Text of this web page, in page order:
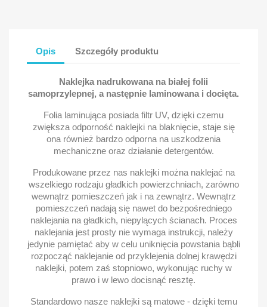
Opis Szczegóły produktu
Naklejka nadrukowana na białej folii
samoprzylepnej, a następnie laminowana i docięta.
Folia laminująca posiada filtr UV, dzięki czemu
zwiększa odporność naklejki na blaknięcie, staje się
ona również bardzo odporna na uszkodzenia
mechaniczne oraz działanie detergentów.
Produkowane przez nas naklejki można naklejać na
wszelkiego rodzaju gładkich powierzchniach, zarówno
wewnątrz pomieszczeń jak i na zewnątrz. Wewnątrz
pomieszczeń nadają się nawet do bezpośredniego
naklejania na gładkich, niepylących ścianach. Proces
naklejania jest prosty nie wymaga instrukcji, należy
jedynie pamiętać aby w celu uniknięcia powstania bąbli
rozpocząć naklejanie od przyklejenia dolnej krawędzi
naklejki, potem zaś stopniowo, wykonując ruchy w
prawo i w lewo docisnąć resztę.
Standardowo nasze naklejki są matowe - dzięki temu